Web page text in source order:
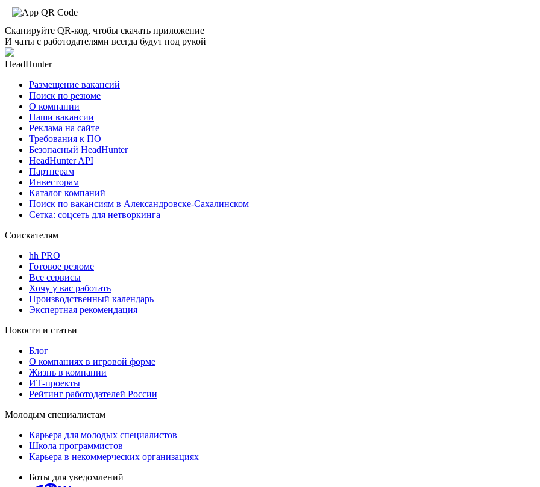
Сканируйте QR-код, чтобы скачать приложение
И чаты с работодателями всегда будут под рукой
HeadHunter
Размещение вакансий
Поиск по резюме
О компании
Наши вакансии
Реклама на сайте
Требования к ПО
Безопасный HeadHunter
HeadHunter API
Партнерам
Инвесторам
Каталог компаний
Поиск по вакансиям в Александровске-Сахалинском
Сетка: соцсеть для нетворкинга
Соискателям
hh PRO
Готовое резюме
Все сервисы
Хочу у вас работать
Производственный календарь
Экспертная рекомендация
Новости и статьи
Блог
О компаниях в игровой форме
Жизнь в компании
ИТ-проекты
Рейтинг работодателей России
Молодым специалистам
Карьера для молодых специалистов
Школа программистов
Карьера в некоммерческих организациях
Боты для уведомлений